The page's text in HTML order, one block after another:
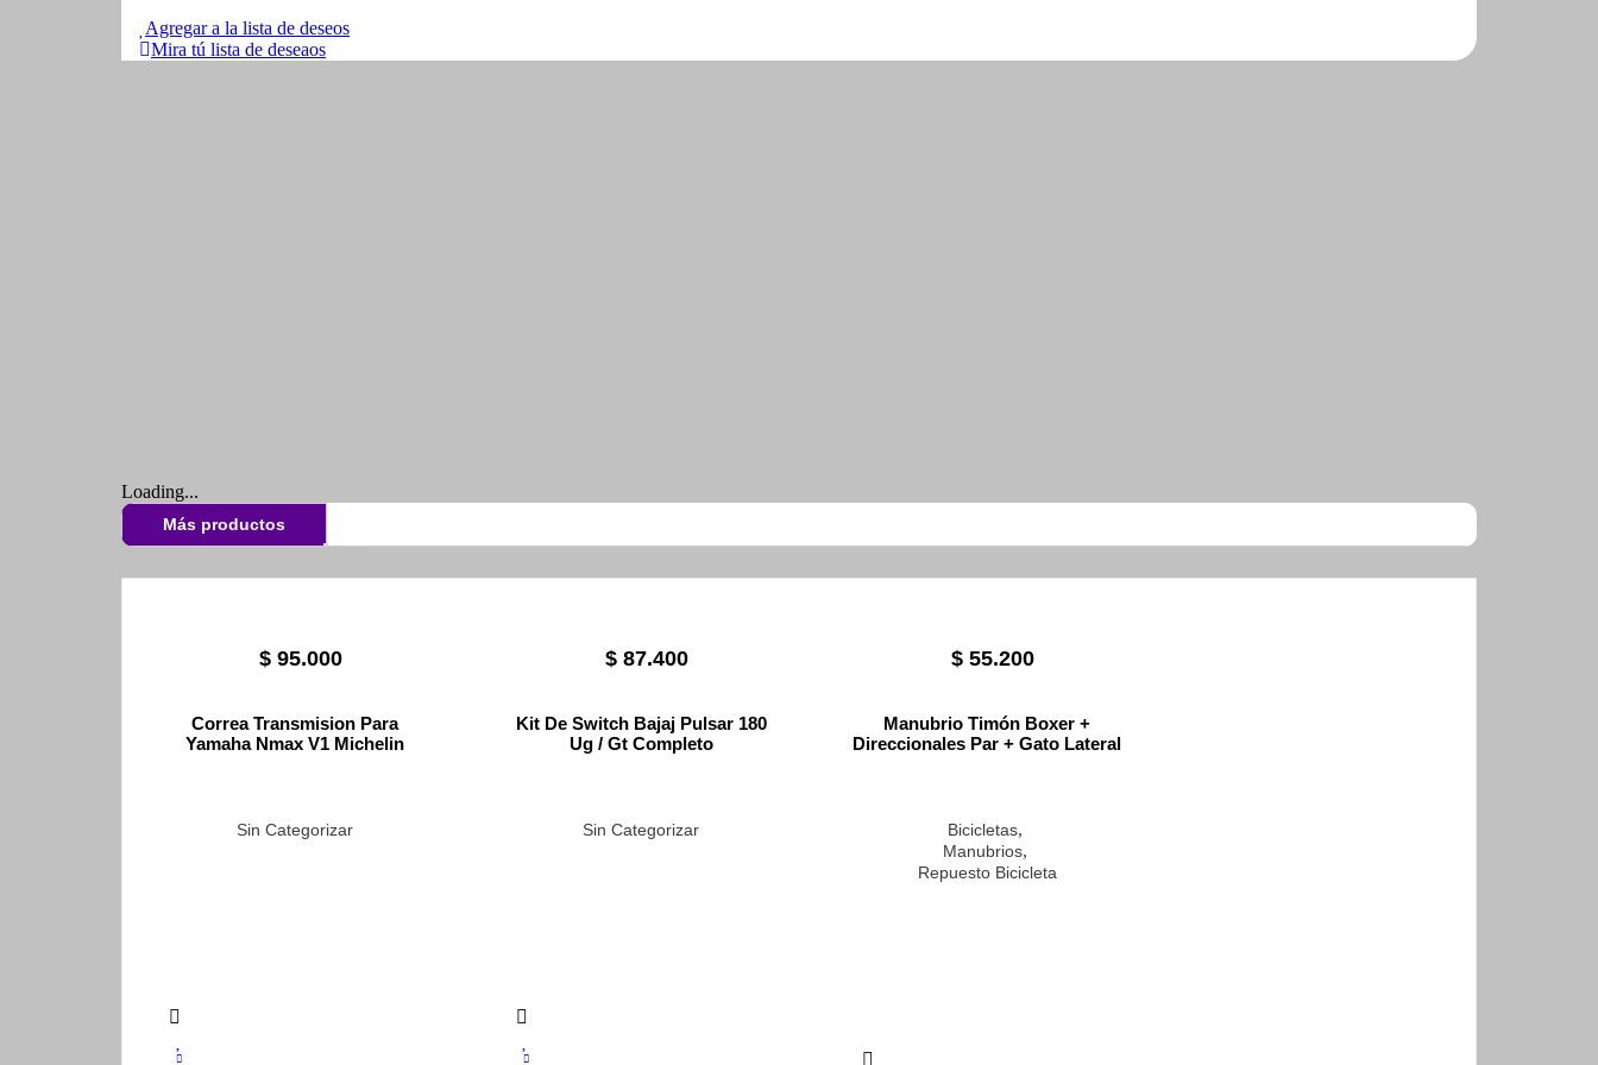
Agregar a la lista de deseos
Mira tú lista de deseaos
Loading...
Más productos
$95.000
Correa Transmision Para
Yamaha Nmax V1 Michelin
Sin Categorizar
$ 87.400
Kit De Switch Bajaj Pulsar 180
Ug / Gt Completo
Sin Categorizar
$ 55.200
Manubrio Timón Boxer +
Direccionales Par + Gato Lateral
Bicicletas,
Manubrios,
Repuesto Bicicleta